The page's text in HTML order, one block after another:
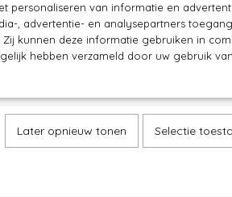
personaliseren van informatie en
, advertentie- en analysepartners
Zij kunnen deze informatie gebruiken in
hebben verzameld door uw gebruik
Later opnieuw tonen Selectie